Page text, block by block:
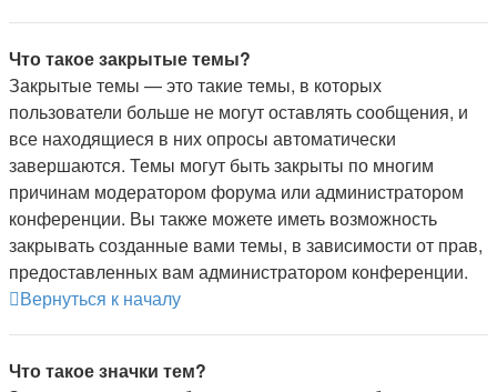
Что такое закрытые темы?
Закрытые темы — это такие темы, в которых
пользователи больше не могут оставлять сообщения, и
все находящиеся в них опросы автоматически
завершаются. Темы могут быть закрыты по многим
причинам модератором форума или администратором
конференции. Вы также можете иметь возможность
закрывать созданные вами темы, в зависимости от прав,
предоставленных вам администратором конференции.
Вернуться к началу
Что такое значки тем?